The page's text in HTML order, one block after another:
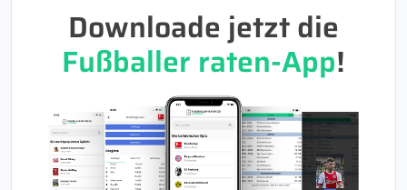
Downloade jetzt die
Fußballer raten-App!